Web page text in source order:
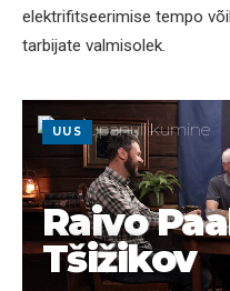
elektrifitseerimise tempo
tarbijate valmisolek.
UUS
Raivo
Tšižikov